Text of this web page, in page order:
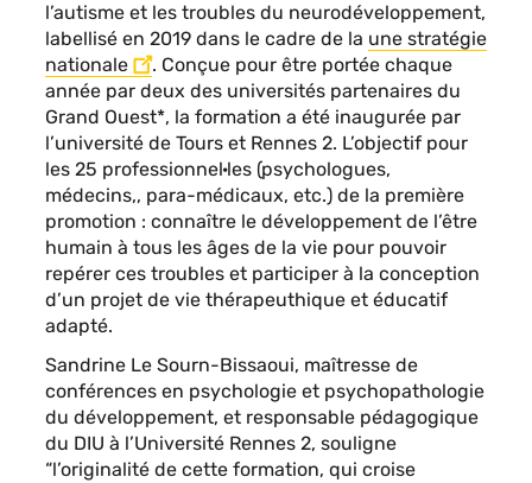
l’autisme et les troubles du neurodéveloppement,
labellisé en 2019 dans le cadre de la une stratégie
nationale
. Conçue pour être portée chaque
année par deux des universités partenaires du
Grand Ouest*, la formation a été inaugurée par
l’université de Tours et Rennes 2. L’objectif pour
les 25 professionnel·les (psychologues,
médecins,, para-médicaux, etc.) de la première
promotion : connaître le développement de l’être
humain à tous les âges de la vie pour pouvoir
repérer ces troubles et participer à la conception
d’un projet de vie thérapeuthique et éducatif
adapté.
Sandrine Le Sourn-Bissaoui, maîtresse de
conférences en psychologie et psychopathologie
du développement, et responsable pédagogique
du DIU à l’Université Rennes 2, souligne
“l’originalité de cette formation, qui croise